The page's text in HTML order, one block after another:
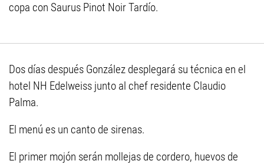
copa con Saurus Pinot Noir Tardío.
Dos días después González desplegará su técnica en el
hotel NH Edelweiss junto al chef residente Claudio
Palma.
El menú es un canto de sirenas.
El primer mojón serán mollejas de cordero, huevos de